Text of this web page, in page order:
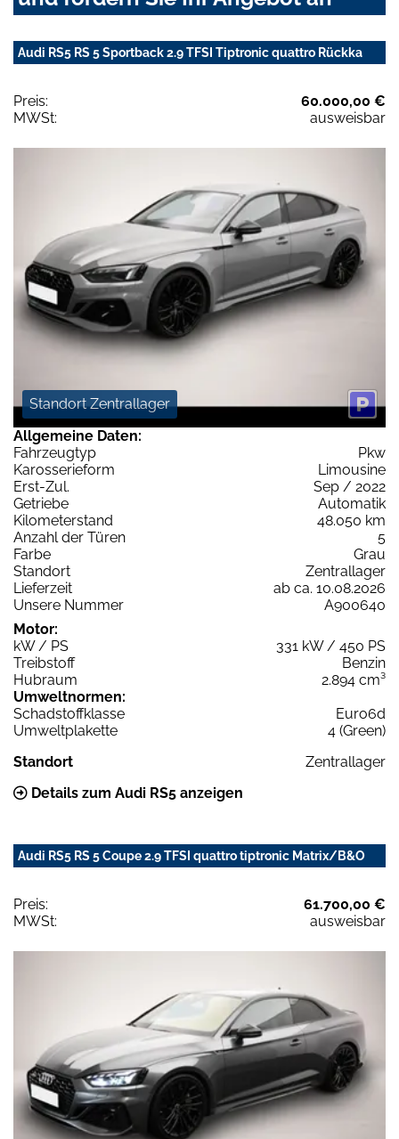
Audi RS5 RS 5 Sportback 2.9 TFSI Tiptronic quattro Rückka
Preis:
60.000,00 €
MWSt:
ausweisbar
Standort Zentrallager
Allgemeine Daten:
Fahrzeugtyp
Pkw
Karosserieform
Limousine
Erst-Zul.
Sep / 2022
Getriebe
Automatik
Kilometerstand
48.050 km
Anzahl der Türen
5
Farbe
Grau
Standort
Zentrallager
Lieferzeit
ab ca. 10.08.2026
Unsere Nummer
A900640
Motor:
kW / PS
331 kW / 450 PS
Treibstoff
Benzin
Hubraum
2.894 cm³
Umweltnormen:
Schadstoffklasse
Euro6d
Umweltplakette
4 (Green)
Standort
Zentrallager
Details zum Audi RS5 anzeigen
Audi RS5 RS 5 Coupe 2.9 TFSI quattro tiptronic Matrix/B&O
Preis:
61.700,00 €
MWSt:
ausweisbar